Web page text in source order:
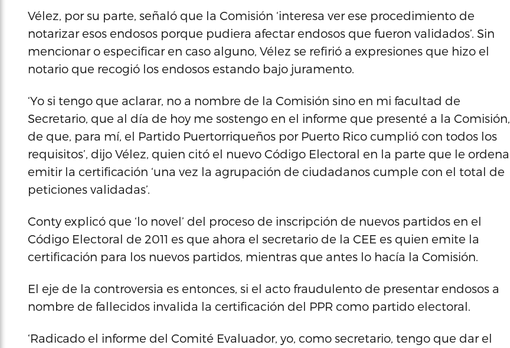
Vélez, por su parte, señaló que la Comisión ‘interesa ver ese procedimiento de
notarizar esos endosos porque pudiera afectar endosos que fueron validados’. Sin
mencionar o especificar en caso alguno, Vélez se refirió a expresiones que hizo el
notario que recogió los endosos estando bajo juramento.
‘Yo si tengo que aclarar, no a nombre de la Comisión sino en mi facultad de
Secretario, que al día de hoy me sostengo en el informe que presenté a la Comisión,
de que, para mí, el Partido Puertorriqueños por Puerto Rico cumplió con todos los
requisitos’, dijo Vélez, quien citó el nuevo Código Electoral en la parte que le ordena
emitir la certificación ‘una vez la agrupación de ciudadanos cumple con el total de
peticiones validadas’.
Conty explicó que ‘lo novel’ del proceso de inscripción de nuevos partidos en el
Código Electoral de 2011 es que ahora el secretario de la CEE es quien emite la
certificación para los nuevos partidos, mientras que antes lo hacía la Comisión.
El eje de la controversia es entonces, si el acto fraudulento de presentar endosos a
nombre de fallecidos invalida la certificación del PPR como partido electoral.
‘Radicado el informe del Comité Evaluador, yo, como secretario, tengo que dar el